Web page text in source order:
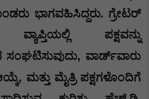
ಭಾಗವಹಿಸಿದ್ದರು. ಗ್ರೇಟರ್
ವ್ಯಾಪ್ತಿಯಲ್ಲಿ ಪಕ್ಷವನ್ನು
, ವಾರ್ಡ್‌ವಾರು
, ಮತ್ತು ಮೈತ್ರಿ ಪಕ್ಷಗಳೊಂದಿಗೆ